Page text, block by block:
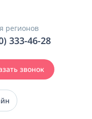
регионов
333-46-28
звонок